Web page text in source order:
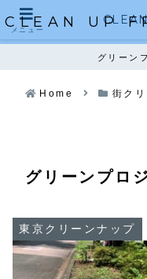
CLEAN UP
グリーン
Home 街クリ
グリーンプロ
東京クリーンナップ
メニュー